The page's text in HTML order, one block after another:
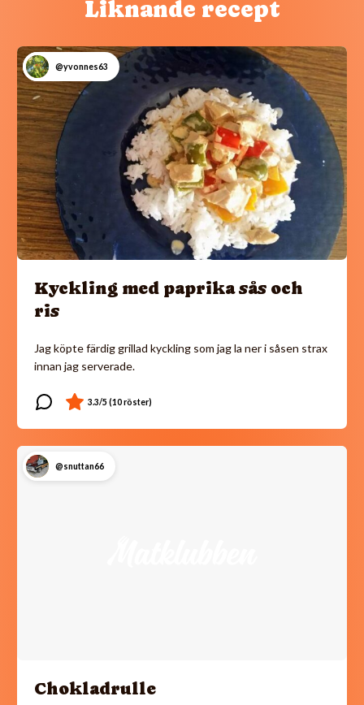
Liknande recept
@yvonnes63
Kyckling med paprika sås och
ris
Jag köpte färdig grillad kyckling som jag la ner i såsen strax
innan jag serverade.
@snuttan66
Chokladrulle